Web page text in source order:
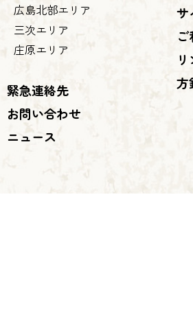
広島北部エリア
三次エリア
庄原エリア
緊急連絡先
お問い合わせ
ニュース
サ
方